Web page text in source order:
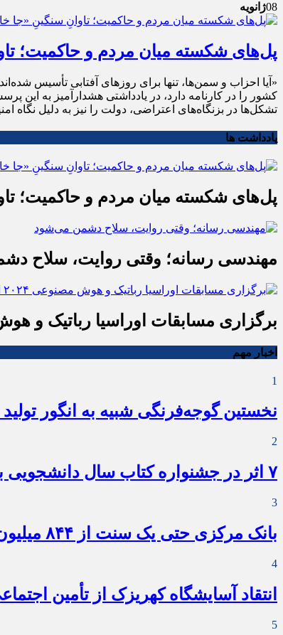
08ژانویه
پل‌های شکسته میان مردم و حاکمیت؛
«آیا احزاب و سمن‌ها، تنها برای روزهای آفتابی تأسیس
کشور را در کارنامه دارد، در یادداشتی هشدارآمیز به
تشکل‌ها در بزنگاه‌های اعتراضی، دولت را نیز به دلیل
یادداشت ها
پل‌های شکسته میان مردم و حاکمیت؛
مهندسی رسانه؛ وقتی روایت، سلاح
برگزاری مسابقات اوراسیا رباتیک و هوش مصنوعی ۲۰۲۴
اخبار مهم
1
نخستین گوجه‌فرنگی شبیه به انگور
2
۷ اثر در جشنواره کتاب سال دانشجویی برگزیده شد
3
بانک مرکزی حتی یک سنت از ۸۴۴ میلیون یورو را به خودروسازان نداد
4
انتقاد آسایشگاه کهریزک از تأمین
5